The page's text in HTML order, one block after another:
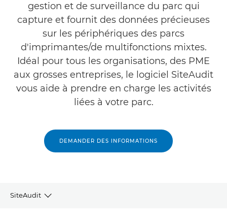
gestion et de surveillance du parc qui
capture et fournit des données précieuses
sur les périphériques des parcs
d'imprimantes/de multifonctions mixtes.
Idéal pour tous les organisations, des PME
aux grosses entreprises, le logiciel SiteAudit
vous aide à prendre en charge les activités
liées à votre parc.
DEMANDER DES INFORMATIONS
SiteAudit